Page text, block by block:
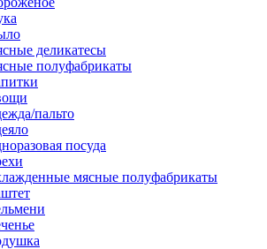
деликатесы
полуфабрикаты
пальто
посуда
мясные полуфабрикаты